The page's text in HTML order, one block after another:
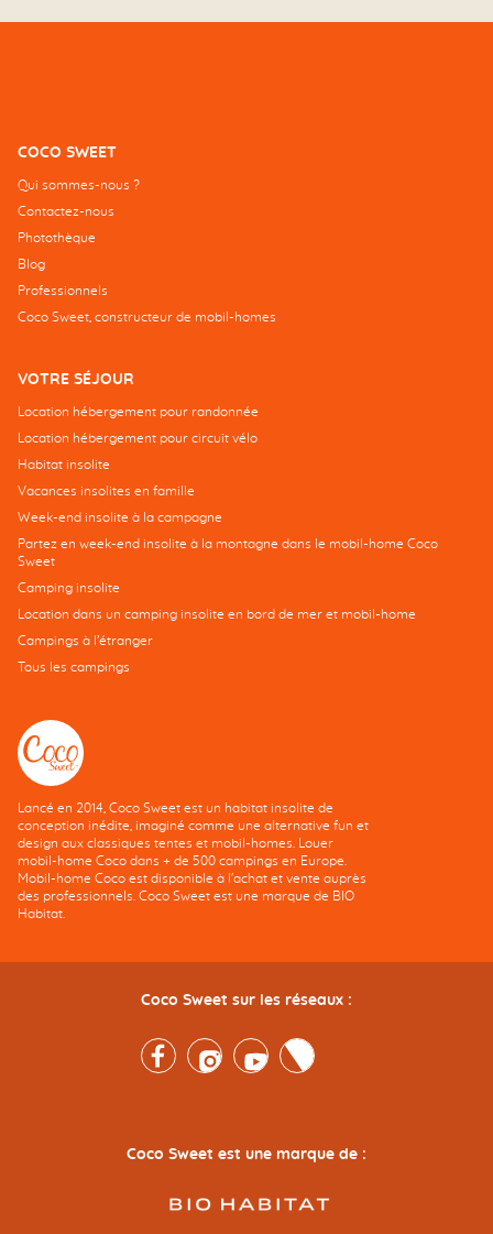
COCO SWEET
Qui sommes-nous ?
Contactez-nous
Photothèque
Blog
Professionnels
Coco Sweet, constructeur de mobil-homes
VOTRE SÉJOUR
Location hébergement pour randonnée
Location hébergement pour circuit vélo
Habitat insolite
Vacances insolites en famille
Week-end insolite à la campagne
Partez en week-end insolite à la montagne dans le mobil-home Coco
Sweet
Camping insolite
Location dans un camping insolite en bord de mer et mobil-home
Campings à l’étranger
Tous les campings
Lancé en 2014, Coco Sweet est un habitat insolite de
conception inédite, imaginé comme une alternative fun et
design aux classiques tentes et mobil-homes. Louer
mobil-home Coco dans + de 500 campings en Europe.
Mobil-home Coco est disponible à l'achat et vente auprès
des professionnels. Coco Sweet est une marque de BIO
Habitat.
Coco Sweet sur les réseaux :
FacebookInstagramYoutubeTwitter
Coco Sweet est une marque de :